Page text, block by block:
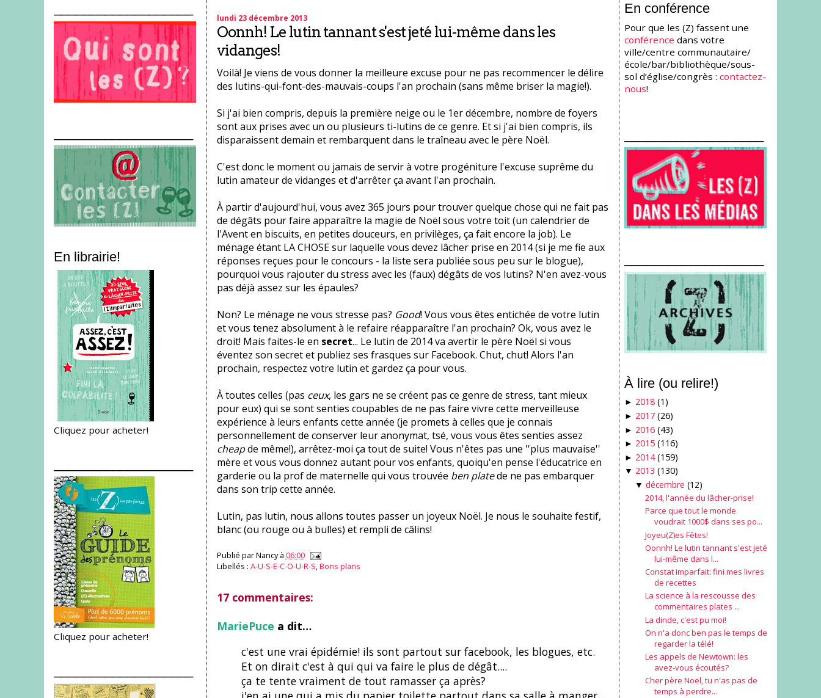
En librairie!
Cliquez pour acheter!
Cliquez pour acheter!
lundi 23 décembre 2013
Oonnh! Le lutin tannant s'est jeté lui-même dans les
vidanges!
Voilà! Je viens de vous donner la meilleure excuse pour ne pas recommencer le délire
des lutins-qui-font-des-mauvais-coups l'an prochain (sans même briser la magie!).
Si j'ai bien compris, depuis la première neige ou le 1er décembre, nombre de foyers
sont aux prises avec un ou plusieurs ti-lutins de ce genre. Et si j'ai bien compris, ils
disparaissent demain et rembarquent dans le traîneau avec le père Noël.
C'est donc le moment ou jamais de servir à votre progéniture l'excuse suprême du
lutin amateur de vidanges et d'arrêter ça avant l'an prochain.
À partir d'aujourd'hui, vous avez 365 jours pour trouver quelque chose qui ne fait pas
de dégâts pour faire apparaître la magie de Noël sous votre toit (un calendrier de
l'Avent en biscuits, en petites douceurs, en privilèges, ça fait encore la job). Le
ménage étant LA CHOSE sur laquelle vous devez lâcher prise en 2014 (si je me fie aux
réponses reçues pour le concours - la liste sera publiée sous peu sur le blogue),
pourquoi vous rajouter du stress avec les (faux) dégâts de vos lutins? N'en avez-vous
pas déjà assez sur les épaules?
Non? Le ménage ne vous stresse pas? Good! Vous vous êtes entichée de votre lutin
et vous tenez absolument à le refaire réapparaître l'an prochain? Ok, vous avez le
droit! Mais faites-le en secret... Le lutin de 2014 va avertir le père Noël si vous
éventez son secret et publiez ses frasques sur Facebook. Chut, chut! Alors l'an
prochain, respectez votre lutin et gardez ça pour vous.
À toutes celles (pas ceux, les gars ne se créent pas ce genre de stress, tant mieux
pour eux) qui se sont senties coupables de ne pas faire vivre cette merveilleuse
expérience à leurs enfants cette année (je promets à celles que je connais
personnellement de conserver leur anonymat, tsé, vous vous êtes senties assez
cheapde même!), arrêtez-moi ça tout de suite! Vous n'êtes pas une ''plus mauvaise''
mère et vous vous donnez autant pour vos enfants, quoiqu'en pense l'éducatrice en
garderie ou la prof de maternelle qui vous trouvée ben platede ne pas embarquer
dans son trip cette année.
Lutin, pas lutin, nous allons toutes passer un joyeux Noël. Je nous le souhaite festif,
blanc (ou rouge ou à bulles) et rempli de câlins!
Publié parNancy à 06:00
Libellés : A-U-S-E-C-O-U-R-S,Bons plans
17 commentaires:
MariePuce a dit…
c'est une vrai épidémie! ils sont partout sur facebook, les blogues, etc.
Et on dirait c'est à qui qui va faire le plus de dégât....
ça te tente vraiment de tout ramasser ça après?
En conférence
Pour que les (Z) fassent une
conférence dans votre
ville/centre communautaire/
école/bar/bibliothèque/sous-
sol d’église/congrès :contactez-
nous!
À lire (ou relire!)
► 2018 (1)
► 2017 (26)
► 2016 (43)
► 2015 (116)
► 2014 (159)
▼ 2013 (130)
▼ décembre (12)
2014, l'année du lâcher-prise!
Parce que tout le monde
voudrait 1000$ dans ses po...
Joyeu(Z)es Fêtes!
Oonnh! Le lutin tannant s'est jeté
lui-même dans l...
Constat imparfait: fini mes livres
de recettes
La science à la rescousse des
commentaires plates ...
La dinde, c'est pu moi!
On n'a donc ben pas le temps de
regarder la télé!
Les appels de Newtown: les
avez-vous écoutés?
Cher père Noël, tu n'as pas de
temps à perdre...